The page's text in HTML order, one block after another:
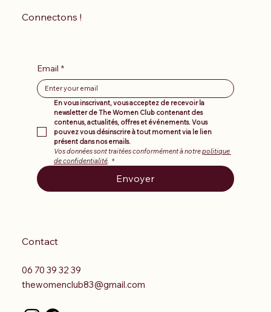
autre catégorie pour continuer vos
Connectons !
Email *
En vous inscrivant, vous acceptez de recevoir la
newsletter de The Women Club contenant des
contenus, actualités, offres et événements. Vous
pouvez vous désinscrire à tout moment via le lien
présent dans nos emails.
Vos données sont traitées conformément à notre politique
de confidentialité. *
Envoyer
Contact
06 70 39 32 39
thewomenclub83@gmail.com